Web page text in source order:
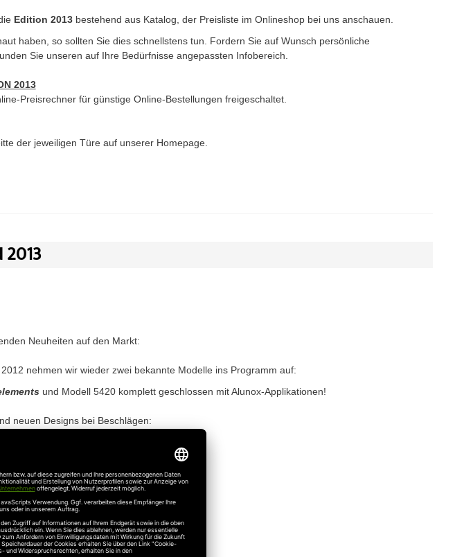
Edition 2013bestehend aus Katalog, der Preisliste im Onlineshop bei uns anschauen.
haben, so sollten Sie dies schnellstens tun. Fordern Sie auf Wunsch persönliche
Sie unseren auf Ihre Bedürfnisse angepassten Infobereich.
2013
Preisrechner für günstige Online-Bestellungen freigeschaltet.
der jeweiligen Türe auf unserer Homepage.
2013
Neuheiten auf den Markt:
nehmen wir wieder zwei bekannte Modelle ins Programm auf:
und Modell 5420 komplett geschlossen mit Alunox-Applikationen!
neuen Designs bei Beschlägen:
Multi-Tronic und Auto-Tronic
Kernziehschutz
und Ausführungen
Wenge inklusive PZ-Rosette
inklusive PZ-Rosette